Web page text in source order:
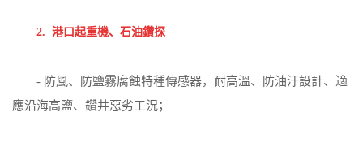
2. 港口起重機、石油鑽探
- 防風、防鹽霧腐蝕特種傳感器，耐高溫、防油汙設計、適
應沿海高鹽、鑽井惡劣工況；